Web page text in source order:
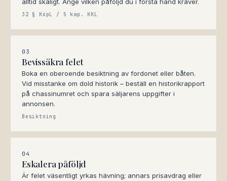
32 § KöpL / 5 kap. KKL
03
Bevissäkra felet
Boka en oberoende besiktning av fordonet eller båten.
Vid misstanke om dold historik – beställ en historikrapport
på chassinumret och spara säljarens uppgifter i
annonsen.
Besiktning
04
Eskalera påföljd
Är felet väsentligt yrkas hävning; annars prisavdrag eller